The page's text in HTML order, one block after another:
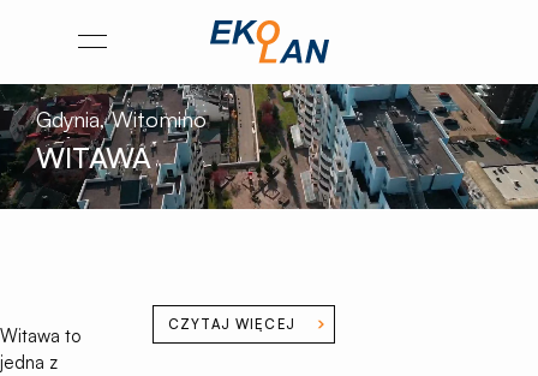
Przejdź
stronę
główną
Ekolan
Otwórz
Gdynia, Witomino
WITAWA
Witawa to
jedna z
CZYTAJ WIĘCEJ